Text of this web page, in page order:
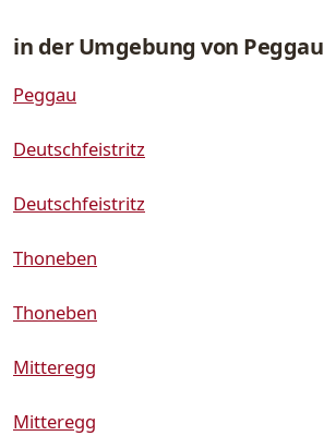
in der Umgebung von Peggau
Peggau
Deutschfeistritz
Deutschfeistritz
Thoneben
Thoneben
Mitteregg
Mitteregg